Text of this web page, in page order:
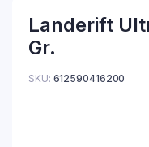
Landerift
Gr.
SKU: 612590416200